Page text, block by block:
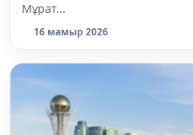
Мұрат...
16 мамыр 2026